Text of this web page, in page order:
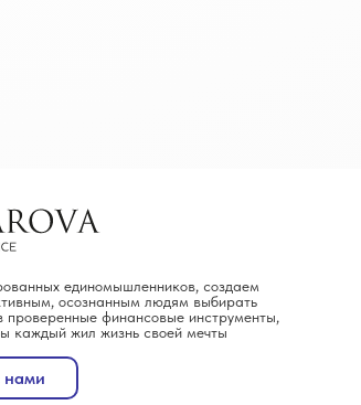
нами
единомышленников, создаем
осознанным людям выбирать
финансовые инструменты,
каждый жил жизнь своей мечты